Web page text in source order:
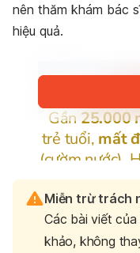
nên thăm khám bác
hiệu quả.
Miễn trừ trách
Các bài viết
khảo, không